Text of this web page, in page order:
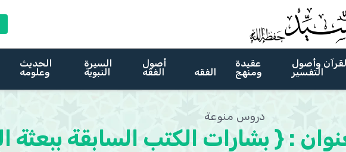
وأصول
التفسير
عقيدة
ومنهج الفقه
أصول
الفقه
السيرة
النبوية
الحديث
وعلومه
دروس منوعة
: { بشارات الكتب السابقة ببعثة